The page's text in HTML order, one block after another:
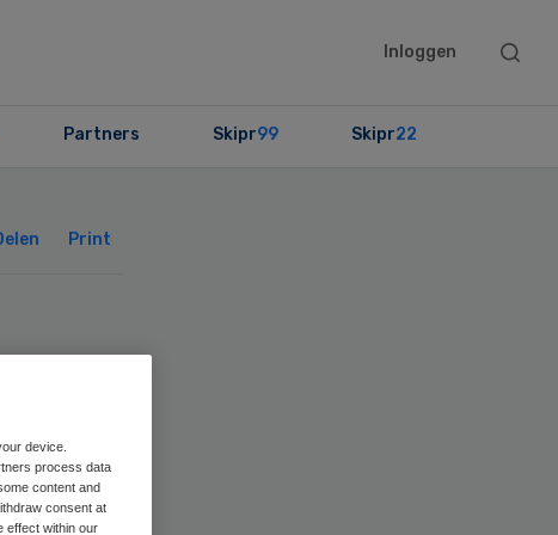
Inloggen
Search
Partners Skipr99 Skipr22
Print
device.
process data
content and
consent at
effect within our